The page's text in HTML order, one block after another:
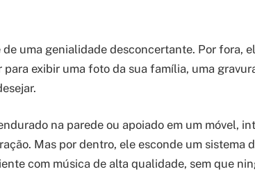
de uma genialidade desconcertante. Por fora,
para exibir uma foto da sua família, uma
na parede ou apoiado em um móvel,
Mas por dentro, ele esconde um sistema
com música de alta qualidade, sem que